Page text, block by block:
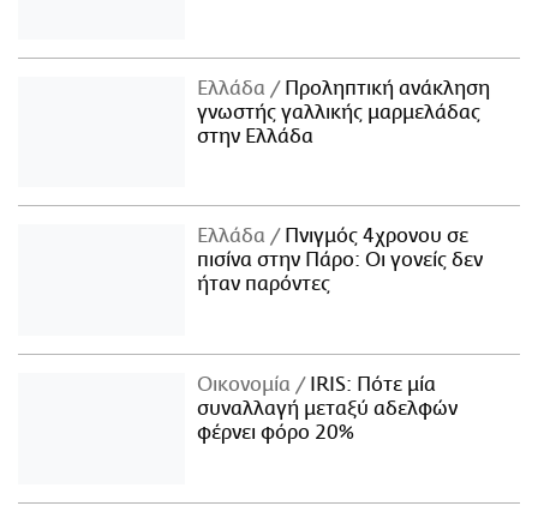
Ελλάδα
Προληπτική ανάκληση
γνωστής γαλλικής μαρμελάδας
στην Ελλάδα
Ελλάδα
Πνιγμός 4χρονου σε
πισίνα στην Πάρο: Οι γονείς δεν
ήταν παρόντες
Οικονομία
IRIS: Πότε μία
συναλλαγή μεταξύ αδελφών
φέρνει φόρο 20%